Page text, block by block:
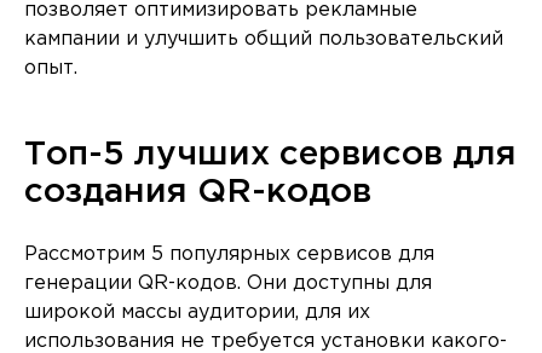
позволяет оптимизировать рекламные
кампании и улучшить общий пользовательский
опыт.
Топ-5 лучших сервисов для
создания QR-кодов
Рассмотрим 5 популярных сервисов для
генерации QR-кодов. Они доступны для
широкой массы аудитории, для их
использования не требуется установки какого-